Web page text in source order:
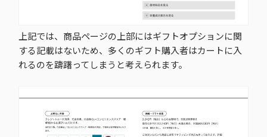
上記では、商品ページの上部にはギフトオプションに関
する記載はないため、多くのギフト購入者はカートに入
れるのを躊躇ってしまうと考えられます。